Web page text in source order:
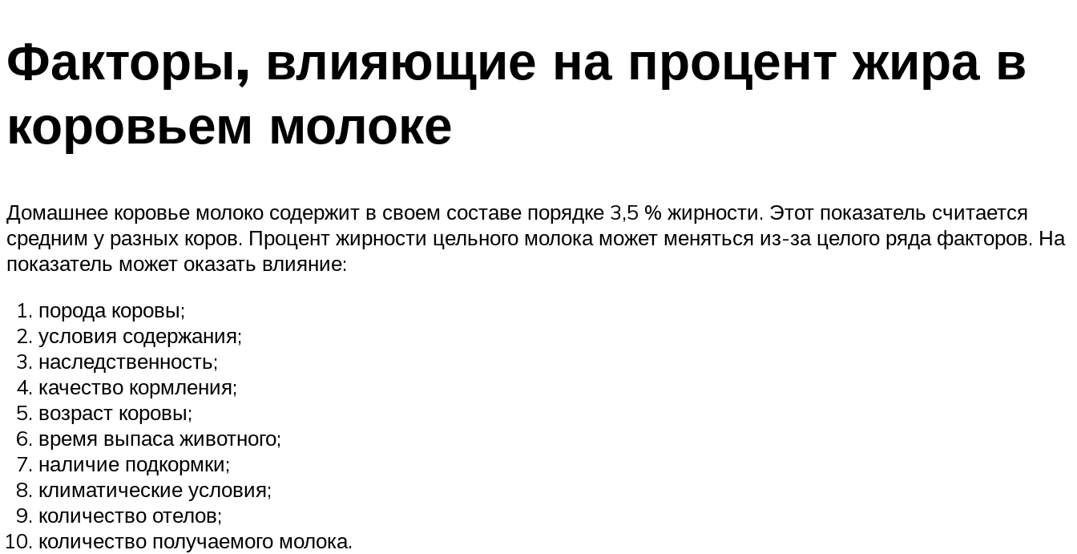
Факторы, влияющие на процент жира в
коровьем молоке
Домашнее коровье молоко содержит в своем составе порядке 3,5 % жирности. Этот показатель считается
средним у разных коров. Процент жирности цельного молока может меняться из-за целого ряда факторов. На
показатель может оказать влияние:
порода коровы;
условия содержания;
наследственность;
качество кормления;
возраст коровы;
время выпаса животного;
наличие подкормки;
климатические условия;
количество отелов;
количество получаемого молока.